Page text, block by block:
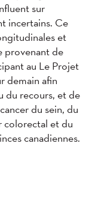
sur
incertains. Ce
et
provenant de
au Le Projet
demain afin
du recours, et de
du sein, du
colorectal et du
canadiennes.